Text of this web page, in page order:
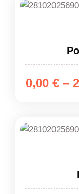
0,00 € –